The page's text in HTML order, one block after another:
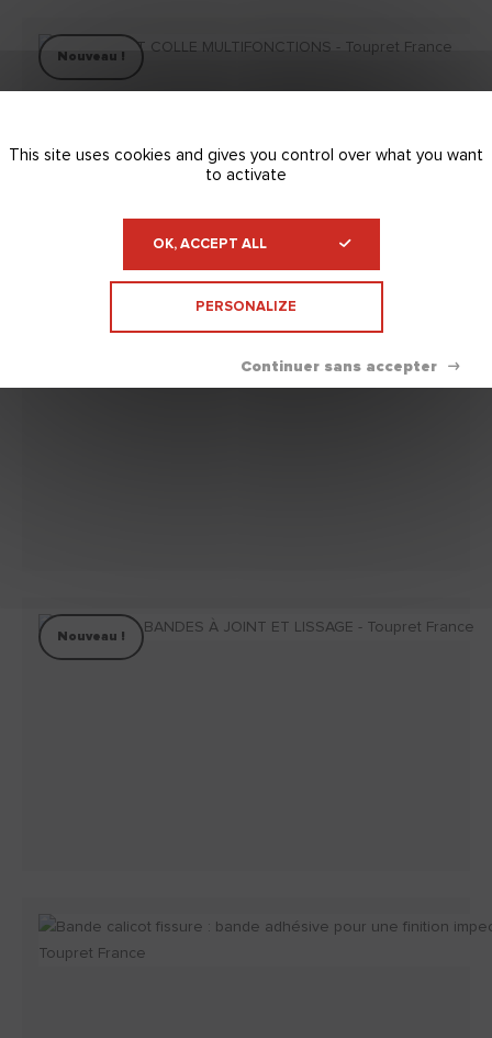
Nouveau !
Nouveau !
Nouveau !
This site uses cookies and gives you control over what you want
to activate
OK, ACCEPT ALL
PERSONALIZE